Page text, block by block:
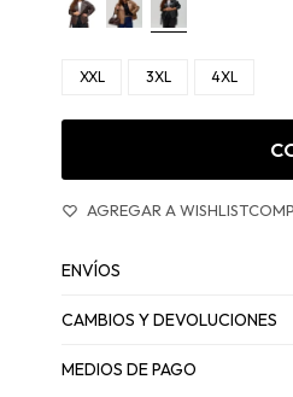
XXL 3XL 4XL
ENVÍOS
CAMBIOS Y DEVOLUCIONES
MEDIOS DE PAGO